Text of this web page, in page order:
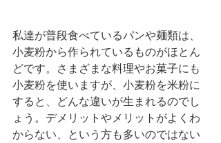
私達が普段食べているパンや麺類は、
小麦粉から作られているものがほとん
どです。さまざまな料理やお菓子にも
小麦粉を使いますが、小麦粉を米粉に
すると、どんな違いが生まれるのでし
ょう。デメリットやメリットがよくわ
からない、という方も多いのではない